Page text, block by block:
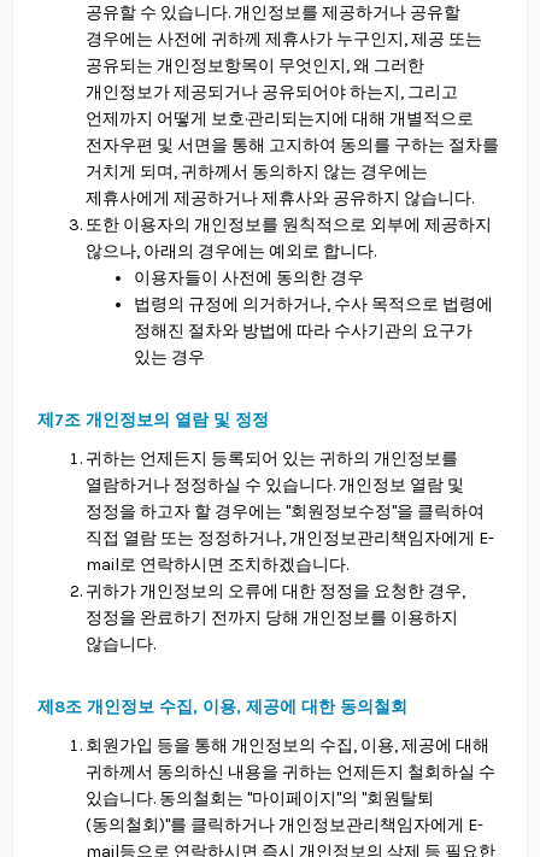
공유할 수 있습니다. 개인정보를 제공하거나 공유할
경우에는 사전에 귀하께 제휴사가 누구인지, 제공 또는
공유되는 개인정보항목이 무엇인지, 왜 그러한
개인정보가 제공되거나 공유되어야 하는지, 그리고
언제까지 어떻게 보호·관리되는지에 대해 개별적으로
전자우편 및 서면을 통해 고지하여 동의를 구하는 절차를
거치게 되며, 귀하께서 동의하지 않는 경우에는
제휴사에게 제공하거나 제휴사와 공유하지 않습니다.
또한 이용자의 개인정보를 원칙적으로 외부에 제공하지
않으나, 아래의 경우에는 예외로 합니다.
이용자들이 사전에 동의한 경우
법령의 규정에 의거하거나, 수사 목적으로 법령에
정해진 절차와 방법에 따라 수사기관의 요구가
있는 경우
제7조 개인정보의 열람 및 정정
귀하는 언제든지 등록되어 있는 귀하의 개인정보를
열람하거나 정정하실 수 있습니다. 개인정보 열람 및
정정을 하고자 할 경우에는 "회원정보수정"을 클릭하여
직접 열람 또는 정정하거나, 개인정보관리책임자에게 E-
mail로 연락하시면 조치하겠습니다.
귀하가 개인정보의 오류에 대한 정정을 요청한 경우,
정정을 완료하기 전까지 당해 개인정보를 이용하지
않습니다.
제8조 개인정보 수집, 이용, 제공에 대한 동의철회
회원가입 등을 통해 개인정보의 수집, 이용, 제공에 대해
귀하께서 동의하신 내용을 귀하는 언제든지 철회하실 수
있습니다. 동의철회는 "마이페이지"의 "회원탈퇴
(동의철회)"를 클릭하거나 개인정보관리책임자에게 E-
mail등으로 연락하시면 즉시 개인정보의 삭제 등 필요한